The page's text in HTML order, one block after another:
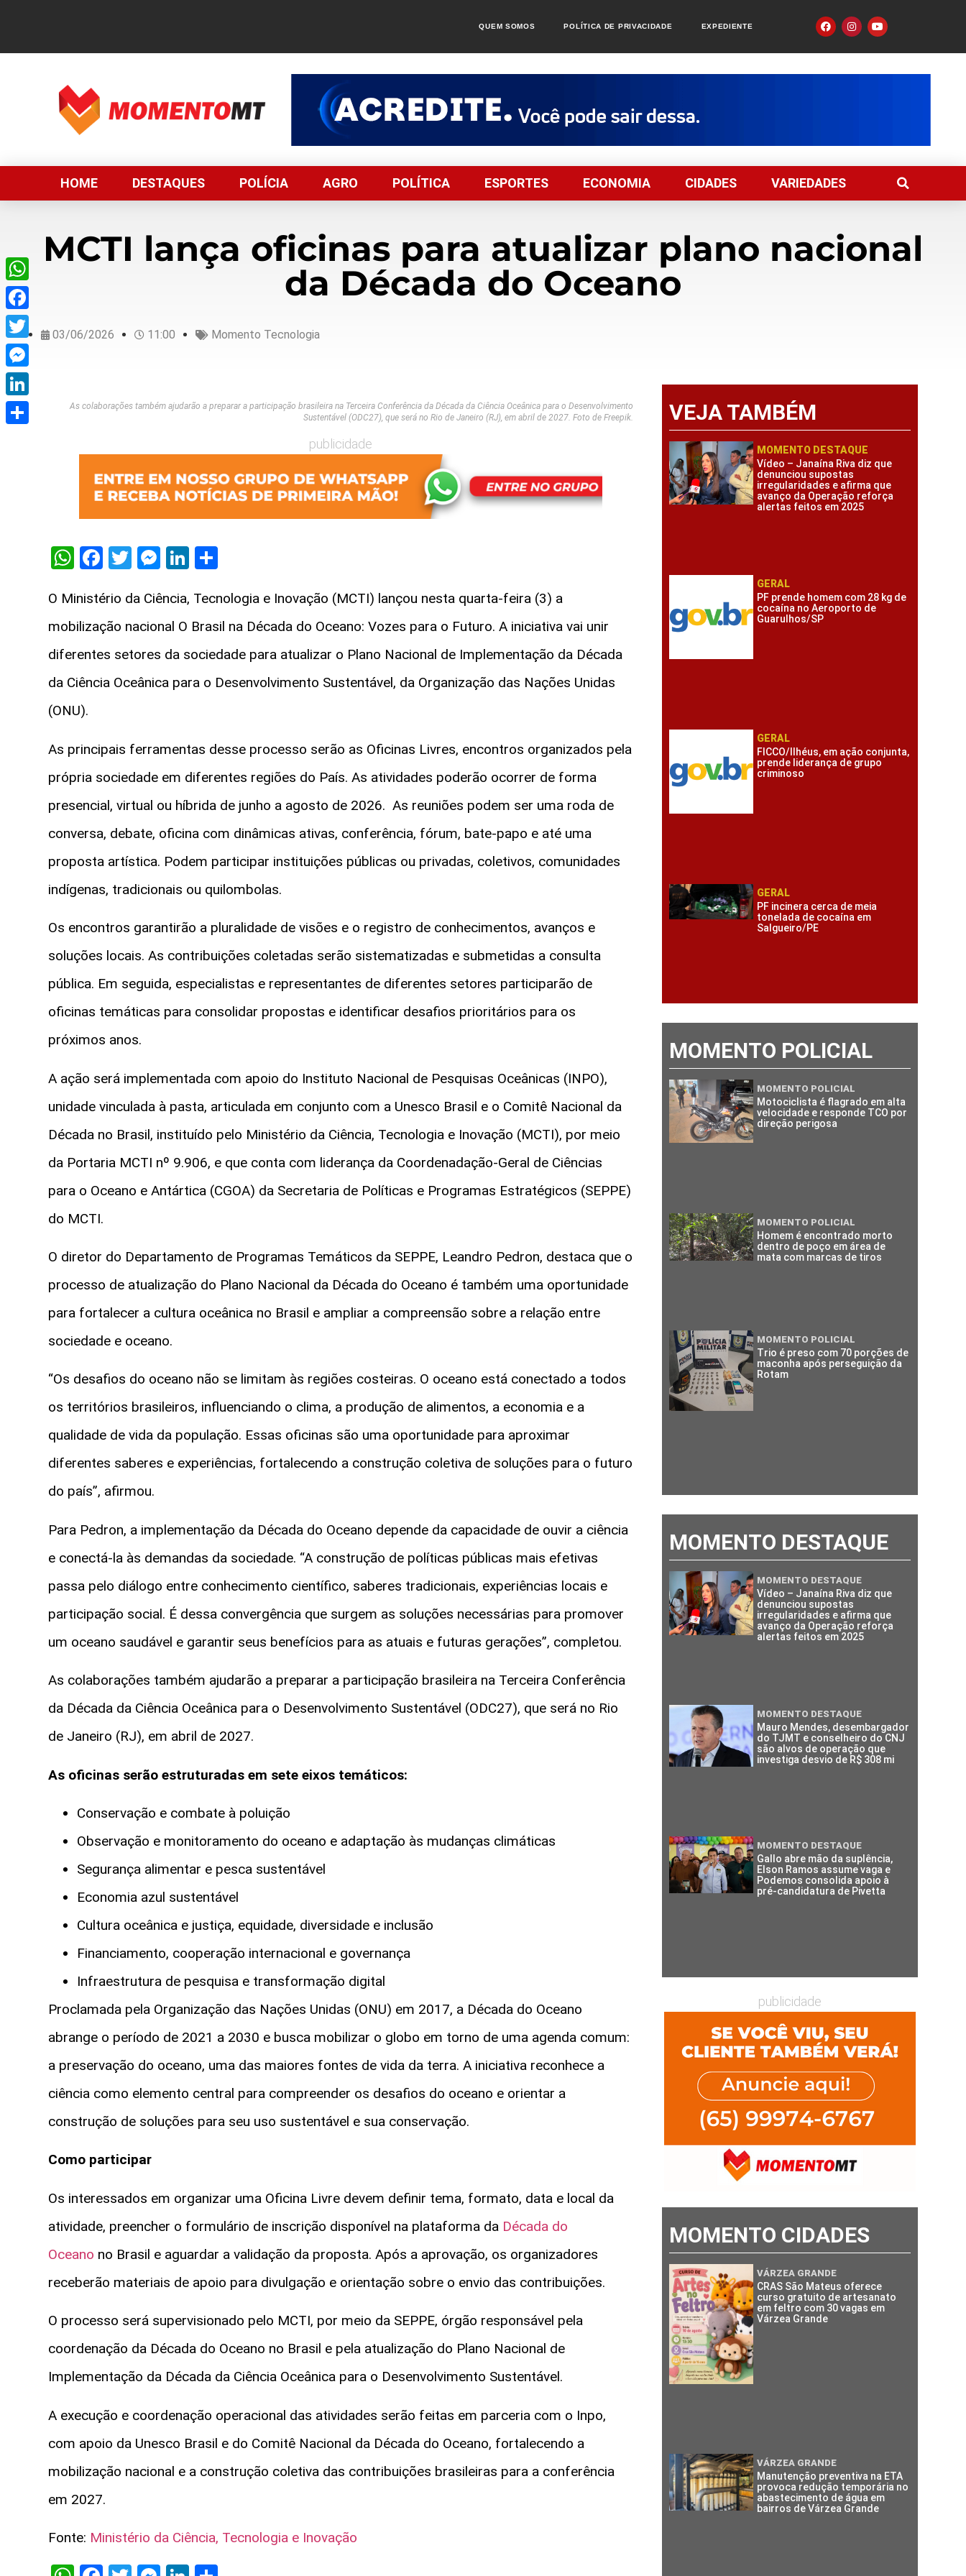
QUEM SOMOS POLÍTICA DE PRIVACIDADE EXPEDIENTE
HOME DESTAQUES POLÍCIA AGRO POLÍTICA ESPORTES ECONOMIA CIDADES VARIEDADES
MCTI lança oficinas para atualizar plano nacional
da Década do Oceano
03/06/2026 11:00 Momento Tecnologia
As colaborações também ajudarão a preparar a participação brasileira na Terceira Conferência da Década da Ciência Oceânica para o Desenvolvimento
Sustentável (ODC27), que será no Rio de Janeiro (RJ), em abril de 2027. Foto de Freepik.
publicidade
WhatsApp
Facebook
TwitterMessenger
LinkedIn
O Ministério da Ciência, Tecnologia e Inovação (MCTI) lançou nesta quarta-feira (3) a
mobilização nacional O Brasil na Década do Oceano: Vozes para o Futuro. A iniciativa vai unir
diferentes setores da sociedade para atualizar o Plano Nacional de Implementação da Década
da Ciência Oceânica para o Desenvolvimento Sustentável, da Organização das Nações Unidas
(ONU).
As principais ferramentas desse processo serão as Oficinas Livres, encontros organizados pela
própria sociedade em diferentes regiões do País. As atividades poderão ocorrer de forma
presencial, virtual ou híbrida de junho a agosto de 2026. As reuniões podem ser uma roda de
conversa, debate, oficina com dinâmicas ativas, conferência, fórum, bate-papo e até uma
proposta artística. Podem participar instituições públicas ou privadas, coletivos, comunidades
indígenas, tradicionais ou quilombolas.
Os encontros garantirão a pluralidade de visões e o registro de conhecimentos, avanços e
soluções locais. As contribuições coletadas serão sistematizadas e submetidas a consulta
pública. Em seguida, especialistas e representantes de diferentes setores participarão de
oficinas temáticas para consolidar propostas e identificar desafios prioritários para os
próximos anos.
A ação será implementada com apoio do Instituto Nacional de Pesquisas Oceânicas (INPO),
unidade vinculada à pasta, articulada em conjunto com a Unesco Brasil e o Comitê Nacional da
Década no Brasil, instituído pelo Ministério da Ciência, Tecnologia e Inovação (MCTI), por meio
da Portaria MCTI nº 9.906, e que conta com liderança da Coordenadação-Geral de Ciências
para o Oceano e Antártica (CGOA) da Secretaria de Políticas e Programas Estratégicos (SEPPE)
do MCTI.
O diretor do Departamento de Programas Temáticos da SEPPE, Leandro Pedron, destaca que o
processo de atualização do Plano Nacional da Década do Oceano é também uma oportunidade
para fortalecer a cultura oceânica no Brasil e ampliar a compreensão sobre a relação entre
sociedade e oceano.
“Os desafios do oceano não se limitam às regiões costeiras. O oceano está conectado a todos
os territórios brasileiros, influenciando o clima, a produção de alimentos, a economia e a
qualidade de vida da população. Essas oficinas são uma oportunidade para aproximar
diferentes saberes e experiências, fortalecendo a construção coletiva de soluções para o futuro
do país”, afirmou.
Para Pedron, a implementação da Década do Oceano depende da capacidade de ouvir a ciência
e conectá-la às demandas da sociedade. “A construção de políticas públicas mais efetivas
passa pelo diálogo entre conhecimento científico, saberes tradicionais, experiências locais e
participação social. É dessa convergência que surgem as soluções necessárias para promover
um oceano saudável e garantir seus benefícios para as atuais e futuras gerações”, completou.
As colaborações também ajudarão a preparar a participação brasileira na Terceira Conferência
da Década da Ciência Oceânica para o Desenvolvimento Sustentável (ODC27), que será no Rio
de Janeiro (RJ), em abril de 2027.
As oficinas serão estruturadas em sete eixos temáticos:
Conservação e combate à poluição
Observação e monitoramento do oceano e adaptação às mudanças climáticas
Segurança alimentar e pesca sustentável
Economia azul sustentável
Cultura oceânica e justiça, equidade, diversidade e inclusão
Financiamento, cooperação internacional e governança
Infraestrutura de pesquisa e transformação digital
Proclamada pela Organização das Nações Unidas (ONU) em 2017, a Década do Oceano
abrange o período de 2021 a 2030 e busca mobilizar o globo em torno de uma agenda comum:
a preservação do oceano, uma das maiores fontes de vida da terra. A iniciativa reconhece a
ciência como elemento central para compreender os desafios do oceano e orientar a
construção de soluções para seu uso sustentável e sua conservação.
Como participar
Os interessados em organizar uma Oficina Livre devem definir tema, formato, data e local da
atividade, preencher o formulário de inscrição disponível na plataforma da Década do
Oceano no Brasil e aguardar a validação da proposta. Após a aprovação, os organizadores
receberão materiais de apoio para divulgação e orientação sobre o envio das contribuições.
O processo será supervisionado pelo MCTI, por meio da SEPPE, órgão responsável pela
coordenação da Década do Oceano no Brasil e pela atualização do Plano Nacional de
Implementação da Década da Ciência Oceânica para o Desenvolvimento Sustentável.
A execução e coordenação operacional das atividades serão feitas em parceria com o Inpo,
com apoio da Unesco Brasil e do Comitê Nacional da Década do Oceano, fortalecendo a
mobilização nacional e a construção coletiva das contribuições brasileiras para a conferência
em 2027.
Fonte: Ministério da Ciência, Tecnologia e Inovação
VEJA TAMBÉM
MOMENTO DESTAQUE
Vídeo – Janaína Riva diz que
denunciou supostas
irregularidades e afirma que
avanço da Operação reforça
alertas feitos em 2025
GERAL
PF prende homem com 28 kg de
cocaína no Aeroporto de
Guarulhos/SP
GERAL
FICCO/Ilhéus, em ação conjunta,
prende liderança de grupo
criminoso
GERAL
PF incinera cerca de meia
tonelada de cocaína em
Salgueiro/PE
MOMENTO POLICIAL
MOMENTO POLICIAL
Motociclista é flagrado em alta
velocidade e responde TCO por
direção perigosa
MOMENTO POLICIAL
Homem é encontrado morto
dentro de poço em área de
mata com marcas de tiros
MOMENTO POLICIAL
Trio é preso com 70 porções de
maconha após perseguição da
Rotam
MOMENTO DESTAQUE
MOMENTO DESTAQUE
Vídeo – Janaína Riva diz que
denunciou supostas
irregularidades e afirma que
avanço da Operação reforça
alertas feitos em 2025
MOMENTO DESTAQUE
Mauro Mendes, desembargador
do TJMT e conselheiro do CNJ
são alvos de operação que
investiga desvio de R$ 308 mi
MOMENTO DESTAQUE
Gallo abre mão da suplência,
Elson Ramos assume vaga e
Podemos consolida apoio à
pré-candidatura de Pivetta
publicidade
MOMENTO CIDADES
VÁRZEA GRANDE
CRAS São Mateus oferece
curso gratuito de artesanato
em feltro com 30 vagas em
Várzea Grande
VÁRZEA GRANDE
Manutenção preventiva na ETA
provoca redução temporária no
abastecimento de água em
bairros de Várzea Grande
WhatsApp
Facebook
Twitter
Messenger
LinkedIn